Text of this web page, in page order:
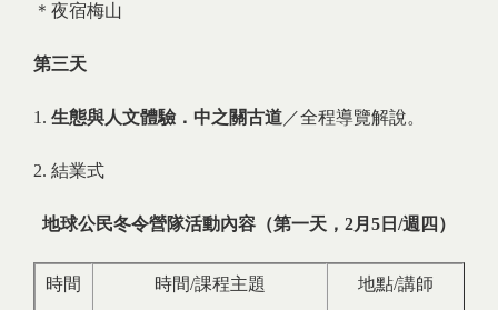
＊夜宿梅山
第三天
1. 生態與人文體驗．中之關古道 ／全程導覽解說。
2. 結業式
地球公民冬令營隊活動內容（第一天，2月5日/週四）
時間 時間/課程主題 地點/講師